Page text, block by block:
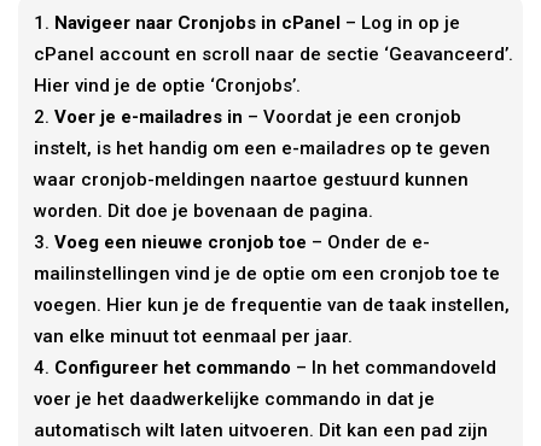
Navigeer naar Cronjobs in cPanel – Log in op je
cPanel account en scroll naar de sectie ‘Geavanceerd’.
Hier vind je de optie ‘Cronjobs’.
Voer je e-mailadres in – Voordat je een cronjob
instelt, is het handig om een e-mailadres op te geven
waar cronjob-meldingen naartoe gestuurd kunnen
worden. Dit doe je bovenaan de pagina.
Voeg een nieuwe cronjob toe – Onder de e-
mailinstellingen vind je de optie om een cronjob toe te
voegen. Hier kun je de frequentie van de taak instellen,
van elke minuut tot eenmaal per jaar.
Configureer het commando – In het commandoveld
voer je het daadwerkelijke commando in dat je
automatisch wilt laten uitvoeren. Dit kan een pad zijn